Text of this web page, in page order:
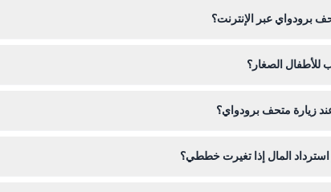
برودواي عبر الإنترنت؟
الصغار؟
زيارة متحف برودواي؟
استرداد المال إذا تغيرت خططي؟